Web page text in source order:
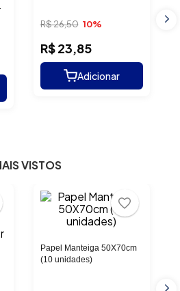
R$26,50 10%
R$23,85
VISTOS
Papel Manteiga 50X70cm
(10 unidades)